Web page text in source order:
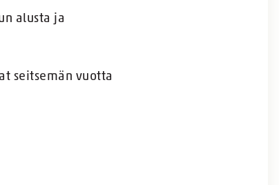
alusta ja
seitsemän vuotta